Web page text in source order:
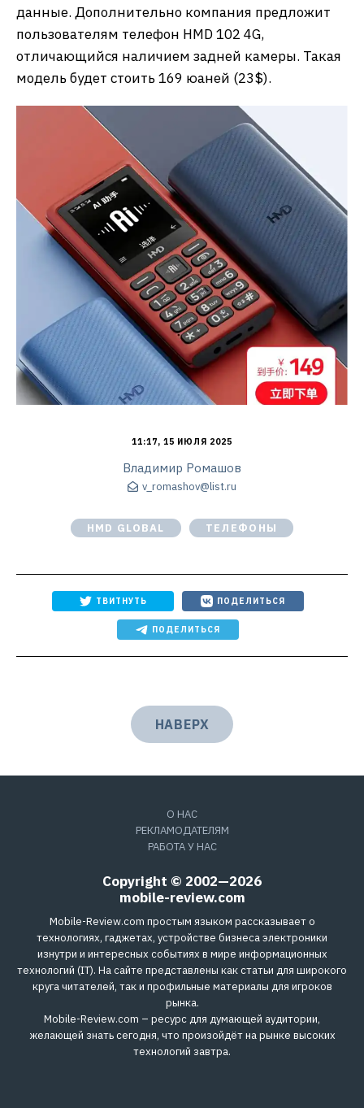
данные. Дополнительно компания предложит
пользователям телефон HMD 102 4G,
отличающийся наличием задней камеры. Такая
модель будет стоить 169 юаней (23$).
11:17, 15 ИЮЛЯ 2025
Владимир Ромашов
v_romashov@list.ru
HMD GLOBAL ТЕЛЕФОНЫ
ТВИТНУТЬ ПОДЕЛИТЬСЯ
ПОДЕЛИТЬСЯ
НАВЕРХ
О НАС
РЕКЛАМОДАТЕЛЯМ
РАБОТА У НАС
Copyright © 2002—2026
mobile-review.com
Mobile-Review.com простым языком рассказывает о
технологиях, гаджетах, устройстве бизнеса электроники
изнутри и интересных событиях в мире информационных
технологий (IT). На сайте представлены как статьи для широкого
круга читателей, так и профильные материалы для игроков
рынка.
Mobile-Review.com – ресурс для думающей аудитории,
желающей знать сегодня, что произойдёт на рынке высоких
технологий завтра.